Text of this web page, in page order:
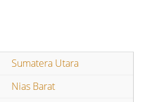
Sumatera Utara
Nias Barat